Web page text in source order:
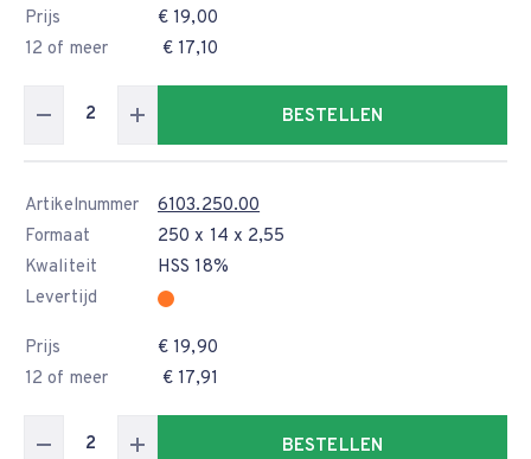
Prijs
€ 19,00
12 of meer
€ 17,10
BESTELLEN
Artikelnummer
6103.250.00
Formaat
250 x 14 x 2,55
Kwaliteit
HSS 18%
Levertijd
Prijs
€ 19,90
12 of meer
€ 17,91
BESTELLEN